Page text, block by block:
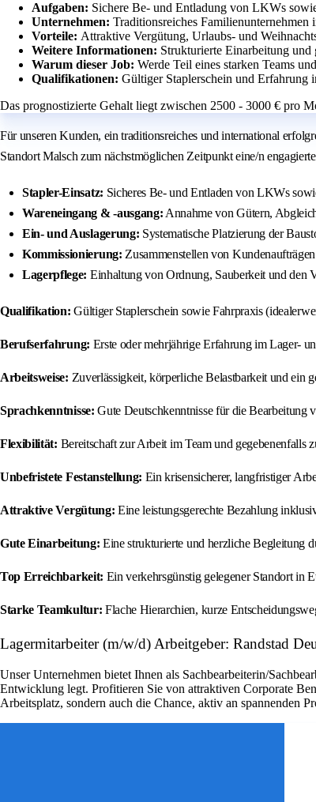
Aufgaben: Sichere Be- und Entladung von LKWs
Unternehmen: Traditionsreiches
Vorteile: Attraktive Vergütung, Urlaubs- und
Weitere Informationen: Strukturierte Einarbeitung
Warum dieser Job: Werde Teil eines starken Teams
Qualifikationen: Gültiger Staplerschein und Erfahrung
Das prognostizierte Gehalt liegt zwischen 2500 - 3000 € pro
Für unseren Kunden, ein traditionsreiches und international
Standort Malsch zum nächstmöglichen Zeitpunkt eine/n
Stapler-Einsatz: Sicheres Be- und Entladen von LKWs
Wareneingang & -ausgang: Annahme von Gütern,
Ein- und Auslagerung: Systematische Platzierung der
Kommissionierung: Zusammenstellen von
Lagerpflege: Einhaltung von Ordnung, Sauberkeit und den
Qualifikation: Gültiger Staplerschein sowie Fahrpraxis
Berufserfahrung: Erste oder mehrjährige Erfahrung im Lager-
Arbeitsweise: Zuverlässigkeit, körperliche Belastbarkeit und ein
Sprachkenntnisse: Gute Deutschkenntnisse für die Bearbeitung
Flexibilität: Bereitschaft zur Arbeit im Team und gegebenenfalls
Unbefristete Festanstellung: Ein krisensicherer, langfristiger
Attraktive Vergütung: Eine leistungsgerechte Bezahlung
Gute Einarbeitung: Eine strukturierte und herzliche Begleitung
Top Erreichbarkeit: Ein verkehrsgünstig gelegener Standort in
Starke Teamkultur: Flache Hierarchien, kurze
Lagermitarbeiter (m/w/d) Arbeitgeber: Randstad
Unser Unternehmen bietet Ihnen als Sachbearbeiterin/
Entwicklung legt. Profitieren Sie von attraktiven Corporate
Arbeitsplatz, sondern auch die Chance, aktiv an spannenden